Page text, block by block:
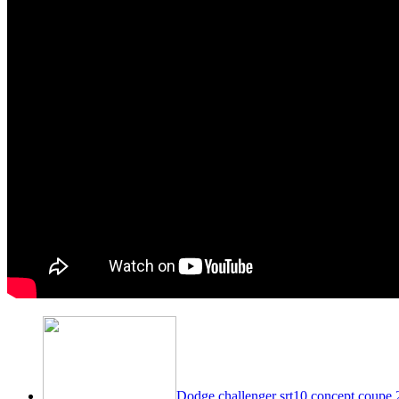
Dodge challenger srt10 concept coupe